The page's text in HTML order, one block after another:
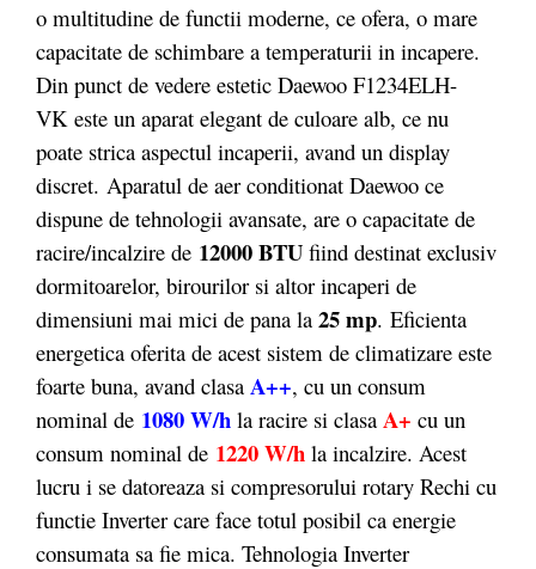
o multitudine de functii moderne, ce ofera, o mare
capacitate de schimbare a temperaturii in incapere.
Din punct de vedere estetic Daewoo F1234ELH-
VK este un aparat elegant de culoare alb, ce nu
poate strica aspectul incaperii, avand un display
discret. Aparatul de aer conditionat Daewoo ce
dispune de tehnologii avansate, are o capacitate de
racire/incalzire de 12000 BTU fiind destinat exclusiv
dormitoarelor, birourilor si altor incaperi de
dimensiuni mai mici de pana la 25 mp. Eficienta
energetica oferita de acest sistem de climatizare este
foarte buna, avand clasa A++, cu un consum
nominal de 1080 W/h la racire si clasa A+ cu un
consum nominal de 1220 W/h la incalzire. Acest
lucru i se datoreaza si compresorului rotary Rechi cu
functie Inverter care face totul posibil ca energie
consumata sa fie mica. Tehnologia Inverter